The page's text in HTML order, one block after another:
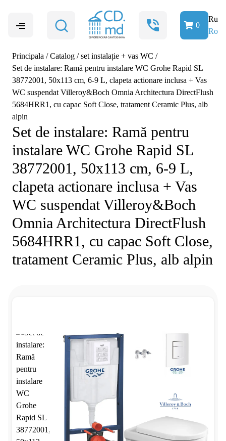
0
Ru
Ro
Principala / Catalog / set instalație + vas WC /
Set de instalare: Ramă pentru instalare WC Grohe Rapid SL
38772001, 50x113 cm, 6-9 L, clapeta actionare inclusa + Vas
WC suspendat Villeroy&Boch Omnia Architectura DirectFlush
5684HRR1, cu capac Soft Close, tratament Ceramic Plus, alb
alpin
Set de instalare: Ramă pentru
instalare WC Grohe Rapid SL
38772001, 50x113 cm, 6-9 L,
clapeta actionare inclusa + Vas
WC suspendat Villeroy&Boch
Omnia Architectura DirectFlush
5684HRR1, cu capac Soft Close,
tratament Ceramic Plus, alb alpin